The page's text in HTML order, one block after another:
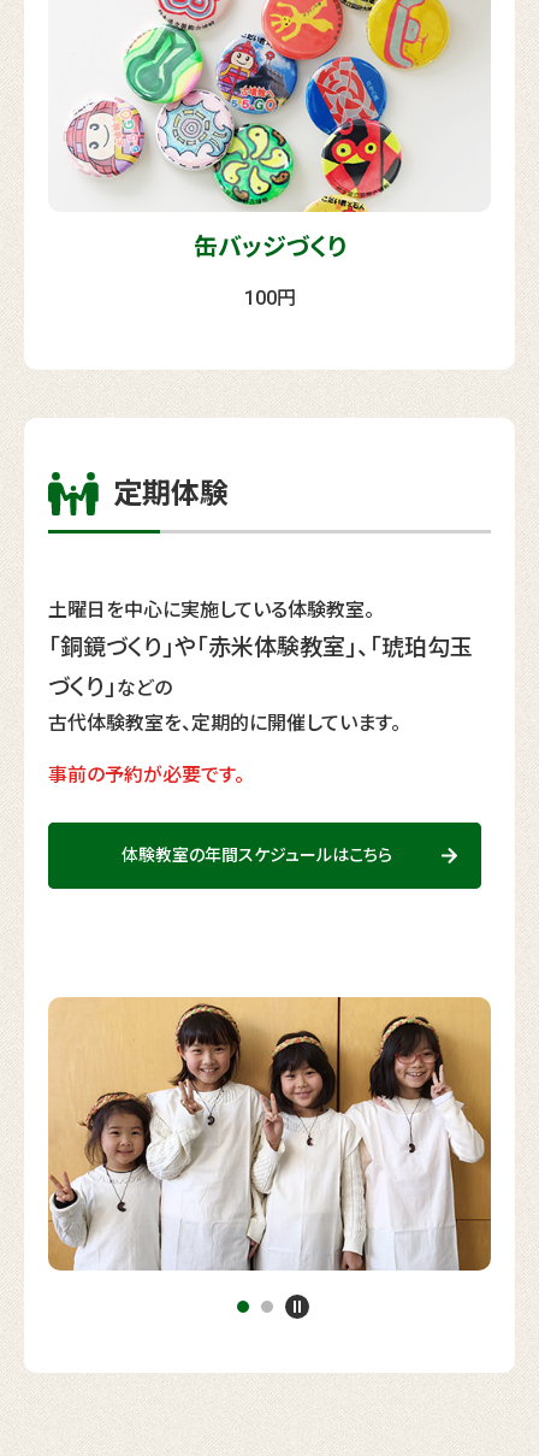
缶バッジづくり
100円
定期体験
土曜日を中心に実施している体験教室。
「銅鏡づくり」や「赤米体験教室」、「琥珀勾玉
づくり」 などの
古代体験教室を、定期的に開催しています。
事前の予約が必要です。
体験教室の年間スケジュールはこちら